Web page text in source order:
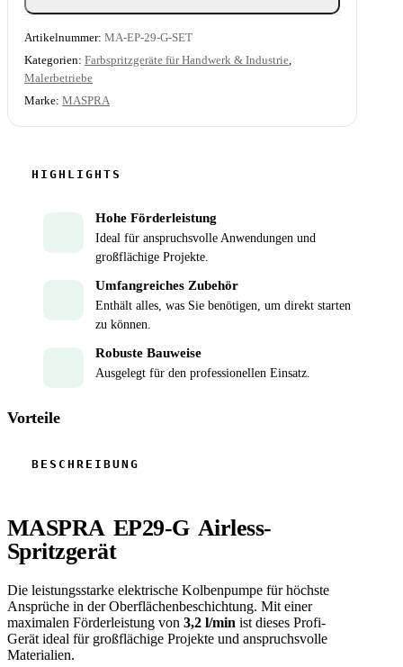
Spritzgerät
Menge
Artikelnummer: MA-EP-29-G-SET
Kategorien: Farbspritzgeräte für Handwerk & Industrie
Malerbetriebe
Marke: MASPRA
Hohe Förderleistung
Ideal für anspruchsvolle Anwendungen und
großflächige Projekte.
Umfangreiches Zubehör
Enthält alles, was Sie benötigen, um direkt starten
zu können.
Robuste Bauweise
Ausgelegt für den professionellen Einsatz.
Vorteile
MASPRA EP29-G Airless-
Spritzgerät
Die leistungsstarke elektrische Kolbenpumpe für höchste
Ansprüche in der Oberflächenbeschichtung. Mit einer
maximalen Förderleistung von 3,2 l/min ist dieses Profi-
Gerät ideal für großflächige Projekte und anspruchsvolle
Materialien.